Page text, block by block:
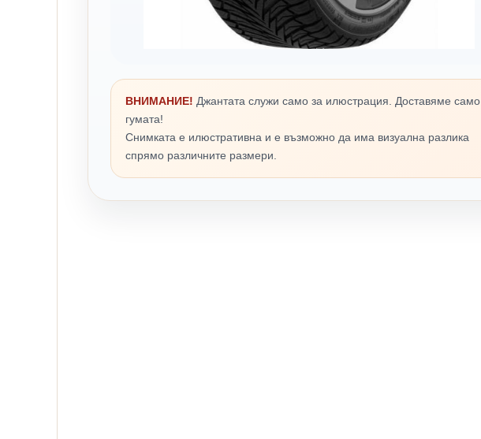
ВНИМАНИЕ! Джантата служи само за илюстрация. Доставяме само
гумата!
Снимката е илюстративна и е възможно да има визуална разлика
спрямо различните размери.